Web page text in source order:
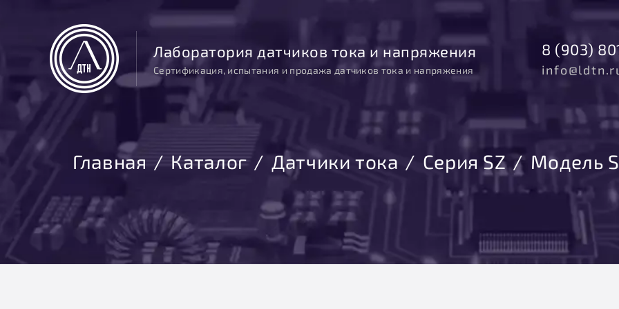
Лаборатория датчиков тока и напряжения
Сертификация, испытания и продажа датчиков тока и напряжения
8 (903)
Главная Каталог Датчики тока Серия SZ Модель